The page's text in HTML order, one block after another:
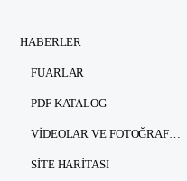
HABERLER
FUARLAR
PDF KATALOG
VIDEOLAR VE FOTOĞRAFLAR
SITE HARITASI